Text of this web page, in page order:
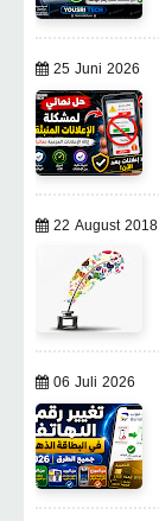
25 Juni 2026
22 August 2018
06 Juli 2026